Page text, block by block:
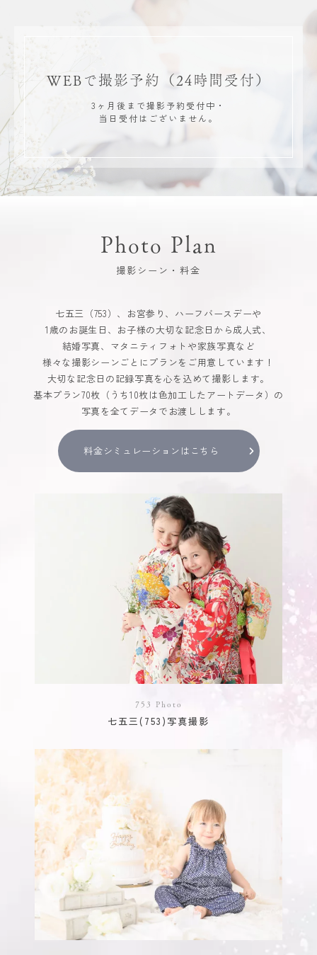
WEBで撮影予約 （24時間受付）
3ヶ月後まで撮影予約受付中・
当日受付はございません。
Photo Plan
撮影シーン・料金
七五三（753）、お宮参り、ハーフバースデーや
1歳のお誕生日、お子様の大切な記念日から成人式、
結婚写真、マタニティフォトや家族写真など
様々な撮影シーンごとにプランをご用意しています！
大切な記念日の記録写真を心を込めて撮影します。
基本プラン70枚（うち10枚は色加工したアートデータ）の
写真を全てデータでお渡しします。
料金シミュレーションはこちら
753 Photo
七五三(753)写真撮影